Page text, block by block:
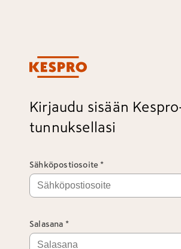
Kirjaudu sisään
tunnuksellasi
Sähköpostiosoite
Salasana